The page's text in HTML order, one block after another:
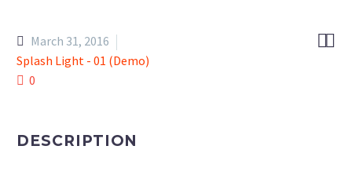

March 31, 2016
Splash Light - 01 (Demo)
0
DESCRIPTION